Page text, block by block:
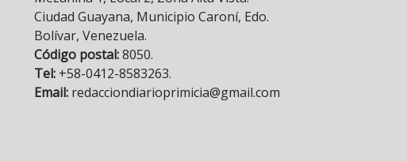
Ciudad Guayana, Municipio Caroní, Edo.
Bolívar, Venezuela.
Código postal:8050.
Tel: +58-0412-8583263.
Email: redacciondiarioprimicia@gmail.com